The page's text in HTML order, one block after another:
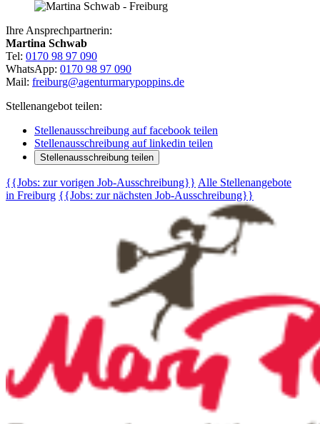
Ihre Ansprechpartnerin:
Martina Schwab
Tel: 0170 98 97 090
WhatsApp: 0170 98 97 090
Mail: freiburg@agenturmarypoppins.de
Stellenangebot teilen:
Stellenausschreibung auf facebook teilen
Stellenausschreibung auf linkedin teilen
Stellenausschreibung teilen
{{Jobs: zur vorigen Job-Ausschreibung}} Alle Stellenangebote
in Freiburg {{Jobs: zur nächsten Job-Ausschreibung}}